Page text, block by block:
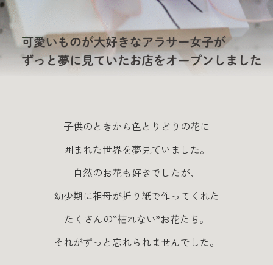
子供のときから色とりどりの花に
囲まれた世界を夢見ていました。
自然のお花も好きでしたが、
幼少期に祖母が折り紙で作ってくれた
たくさんの“枯れない”お花たち。
それがずっと忘れられませんでした。